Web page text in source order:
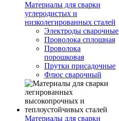
Материалы для сварки
углеродистых и
низколегированных сталей
Электроды сварочные
Проволока сплошная
Проволока
порошковая
Прутки присадочные
Флюс сварочный
Материалы для сварки